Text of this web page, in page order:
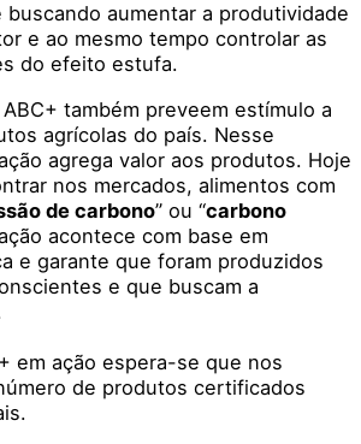
buscando aumentar a produtividade
e ao mesmo tempo controlar as
do efeito estufa.
também preveem estímulo a
agrícolas do país. Nesse
agrega valor aos produtos. Hoje
nos mercados, alimentos com
de carbono” ou “carbono
acontece com base em
e garante que foram produzidos
e que buscam a
em ação espera-se que nos
de produtos certificados